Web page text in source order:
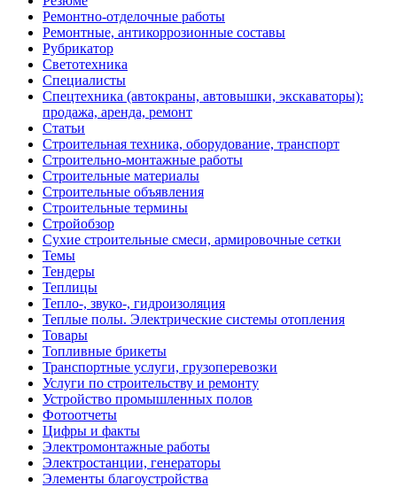
Ремонтно-отделочные работы
Ремонтные, антикоррозионные составы
Рубрикатор
Светотехника
Специалисты
Спецтехника (автокраны, автовышки, экскаваторы):
продажа, аренда, ремонт
Статьи
Строительная техника, оборудование, транспорт
Строительно-монтажные работы
Строительные материалы
Строительные объявления
Строительные термины
Стройобзор
Сухие строительные смеси, армировочные сетки
Темы
Тендеры
Теплицы
Тепло-, звуко-, гидроизоляция
Теплые полы. Электрические системы отопления
Товары
Топливные брикеты
Транспортные услуги, грузоперевозки
Услуги по строительству и ремонту
Устройство промышленных полов
Фотоотчеты
Цифры и факты
Электромонтажные работы
Электростанции, генераторы
Элементы благоустройства